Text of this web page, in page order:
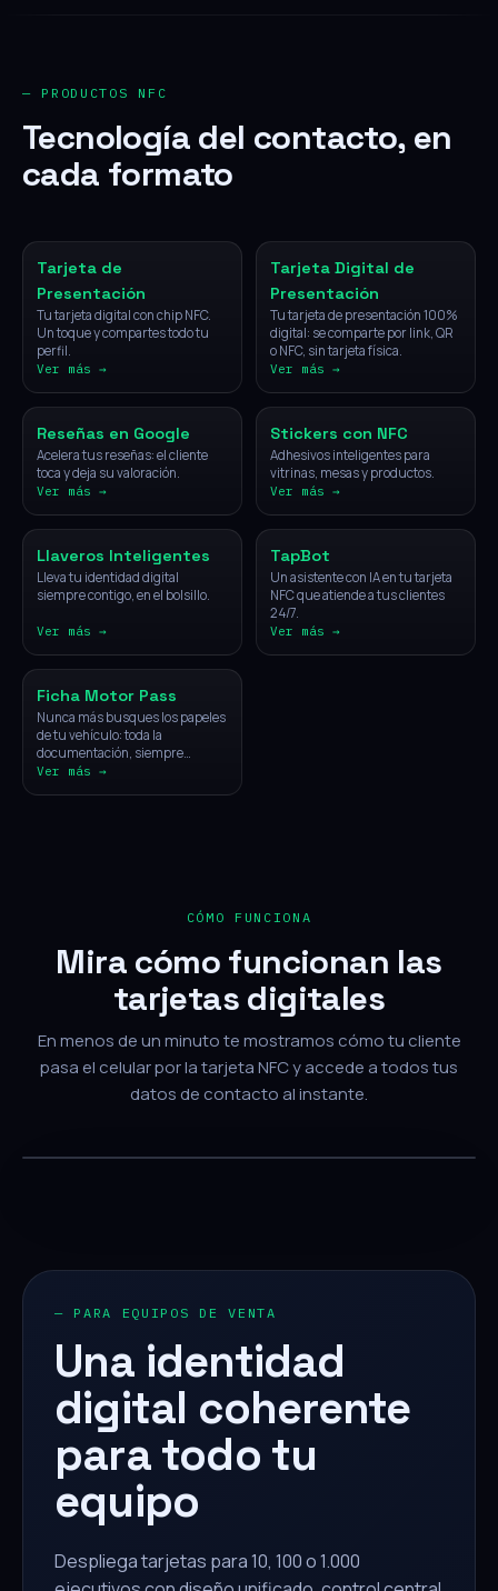
— PRODUCTOS NFC
Tecnología del contacto, en
cada formato
Tarjeta de
Presentación
Tu tarjeta digital con chip NFC.
Un toque y compartes todo tu
perfil.
Ver más →
Tarjeta Digital de
Presentación
Tu tarjeta de presentación 100%
digital: se comparte por link, QR
o NFC, sin tarjeta física.
Ver más →
NFC
Reseñas en Google
Acelera tus reseñas: el cliente
toca y deja su valoración.
Ver más →
NFC
Stickers con NFC
Adhesivos inteligentes para
vitrinas, mesas y productos.
Ver más →
NFC
Llaveros Inteligentes
Lleva tu identidad digital
siempre contigo, en el bolsillo.
Ver más →
IA
TapBot
Un asistente con IA en tu tarjeta
NFC que atiende a tus clientes
24/7.
Ver más →
Vehículos
Ficha Motor Pass
Nunca más busques los papeles
de tu vehículo: toda la
documentación, siempre
disponible con un solo toque.
Ver más →
CÓMO FUNCIONA
Mira cómo funcionan las
tarjetas digitales
En menos de un minuto te mostramos cómo tu cliente
pasa el celular por la tarjeta NFC y accede a todos tus
datos de contacto al instante.
— PARA EQUIPOS DE VENTA
Una identidad
digital coherente
para todo tu
equipo
Despliega tarjetas para 10, 100 o 1.000